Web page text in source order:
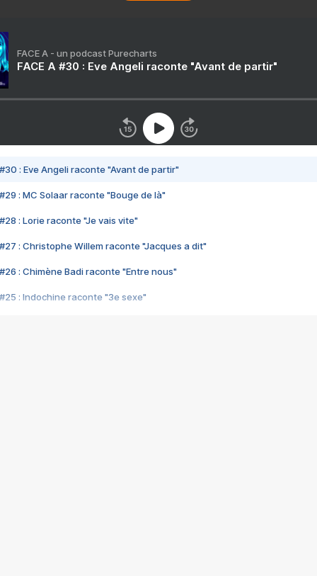
FACE A - un podcast Purecharts
FACE A #30 : Eve Angeli raconte "Avant de partir"
#30 : Eve Angeli raconte "Avant de partir"
#29 : MC Solaar raconte "Bouge de là"
#28 : Lorie raconte "Je vais vite"
#27 : Christophe Willem raconte "Jacques a dit"
#26 : Chimène Badi raconte "Entre nous"
#25 : Indochine raconte "3e sexe"